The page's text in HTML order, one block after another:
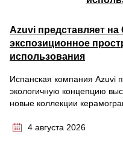
Azuvi представляет на
экспозиционное
использования
Испанская компания Azuvi
экологичную концепцию
новые коллекции
4 августа 2026